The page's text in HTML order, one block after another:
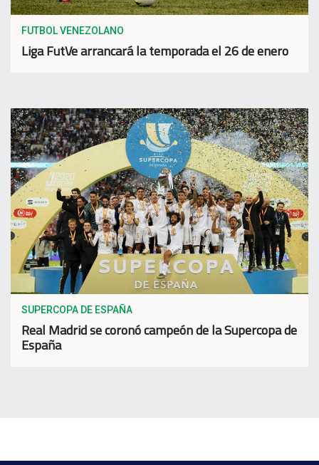
FUTBOL VENEZOLANO
Liga FutVe arrancará la temporada el 26 de enero
SUPERCOPA DE ESPAÑA
Real Madrid se coronó campeón de la Supercopa de
España